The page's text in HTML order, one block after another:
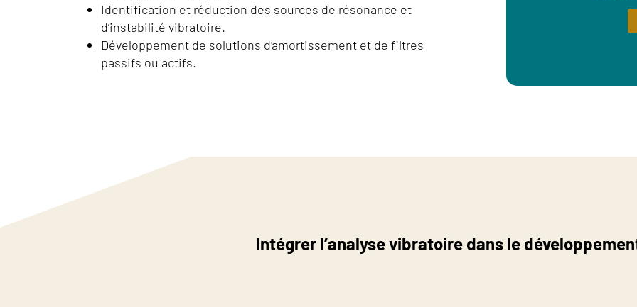
Identification et réduction des sources de résonance et
d’instabilité vibratoire.
Développement de solutions d’amortissement et de filtres
passifs ou actifs.
Intégrer l’analyse vibratoire dans le